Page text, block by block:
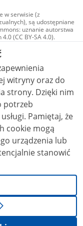
w serwisie (z
są udostępniane
uznanie autorstwa
(CC BY-SA 4.0).
zdjęcia, materiały
na licencji typu
użycie
4.0 (CC BY-
inaczej.
witryny oraz do
nim
potrzeb
że
cookie mogą
urządzenia lub
stanowić